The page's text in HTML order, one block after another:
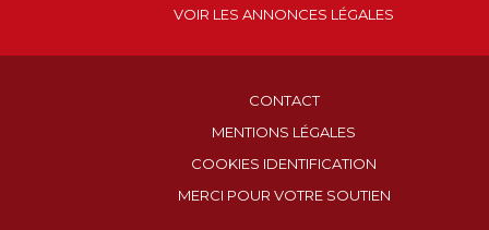
VOIR LES ANNONCES LÉGALES
CONTACT
MENTIONS LÉGALES
COOKIES IDENTIFICATION
MERCI POUR VOTRE SOUTIEN